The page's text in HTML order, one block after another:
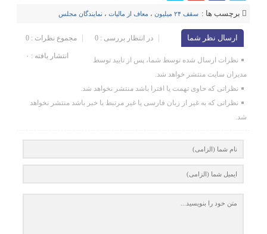
برچسب ها : سقف ۲۴ میلیون ، معاف از مالیات ، نمایندگان مجلس
ارسال نظر شما مجموع نظرات : 0 در انتظار بررسی : 0
انتشار یافته : ۰
نظرات ارسال شده توسط شما، پس از تایید توسط
مدیران سایت منتشر خواهد شد.
نظراتی که حاوی تهمت یا افترا باشد منتشر نخواهد شد.
نظراتی که به غیر از زبان فارسی یا غیر مرتبط با خبر باشد منتشر نخواهد
شد.